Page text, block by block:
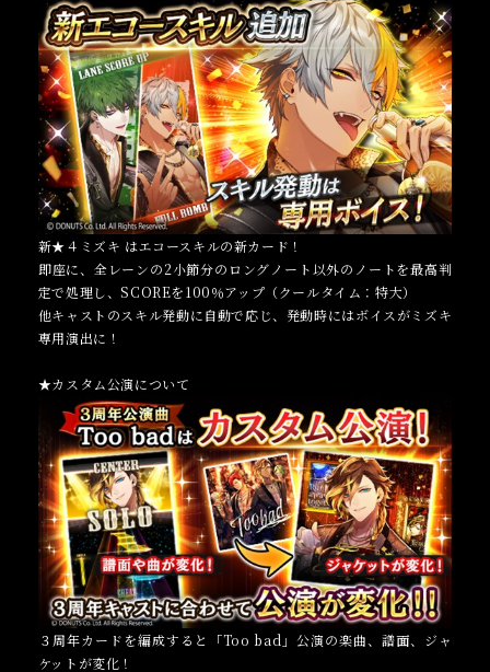
新★４ミズキ はエコースキルの新カード！
即座に、全レーンの2小節分のロングノート以外のノートを最高判
定で処理し、SCOREを100％アップ（クールタイム：特大）
他キャストのスキル発動に自動で応じ、発動時にはボイスがミズキ
専用演出に！
★カスタム公演について
３周年カードを編成すると「Too bad」公演の楽曲、譜面、ジャ
ケットが変化！